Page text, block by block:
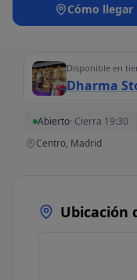
Cómo llegar
Disponible en
Dharma
Abierto· Cierra 19:30
Centro, Madrid
Ubicación